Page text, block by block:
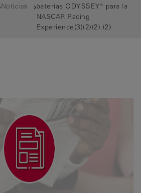
Noticias
baterías ODYSSEY® para la
NASCAR Racing
Experience(3)(2)(2).(2)